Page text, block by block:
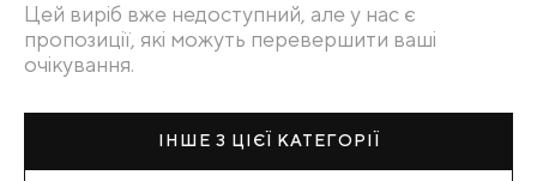
Цей виріб вже недоступний, але у нас є
пропозиції, які можуть перевершити ваші
очікування.
ІНШЕ З ЦІЄЇ КАТЕГОРІЇ